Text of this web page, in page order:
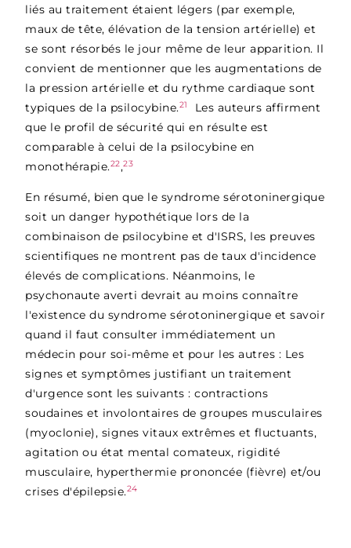
liés au traitement étaient légers (par exemple,
maux de tête, élévation de la tension artérielle) et
se sont résorbés le jour même de leur apparition. Il
convient de mentionner que les augmentations de
la pression artérielle et du rythme cardiaque sont
typiques de la psilocybine.21
Les auteurs affirment
que le profil de sécurité qui en résulte est
comparable à celui de la psilocybine en
monothérapie.22,23
En résumé, bien que le syndrome sérotoninergique
soit un danger hypothétique lors de la
combinaison de psilocybine et d'ISRS, les preuves
scientifiques ne montrent pas de taux d'incidence
élevés de complications. Néanmoins, le
psychonaute averti devrait au moins connaître
l'existence du syndrome sérotoninergique et savoir
quand il faut consulter immédiatement un
médecin pour soi-même et pour les autres : Les
signes et symptômes justifiant un traitement
d'urgence sont les suivants : contractions
soudaines et involontaires de groupes musculaires
(myoclonie), signes vitaux extrêmes et fluctuants,
agitation ou état mental comateux, rigidité
musculaire, hyperthermie prononcée (fièvre) et/ou
crises d'épilepsie.24